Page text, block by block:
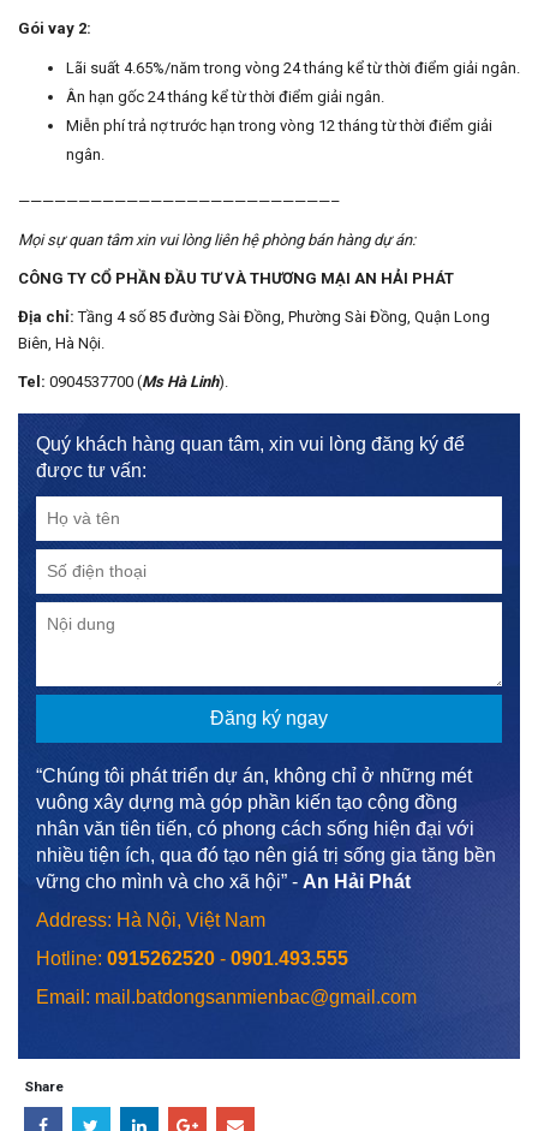
Gói vay 2:
Lãi suất 4.65%/năm trong vòng 24 tháng kể từ thời điểm giải ngân.
Ân hạn gốc 24 tháng kể từ thời điểm giải ngân.
Miễn phí trả nợ trước hạn trong vòng 12 tháng từ thời điểm giải
ngân.
——————————————————————————–
Mọi sự quan tâm xin vui lòng liên hệ phòng bán hàng dự án:
CÔNG TY CỔ PHẦN ĐẦU TƯ VÀ THƯƠNG MẠI AN HẢI PHÁT
Địa chỉ: Tầng 4 số 85 đường Sài Đồng, Phường Sài Đồng, Quận Long
Biên, Hà Nội.
Tel: 0904537700 (Ms Hà Linh).
Quý khách hàng quan tâm, xin vui lòng đăng ký để
được tư vấn:
“Chúng tôi phát triển dự án, không chỉ ở những mét
vuông xây dựng mà góp phần kiến tạo cộng đồng
nhân văn tiên tiến, có phong cách sống hiện đại với
nhiều tiện ích, qua đó tạo nên giá trị sống gia tăng bền
vững cho mình và cho xã hội” - An Hải Phát
Address: Hà Nội, Việt Nam
Hotline: 0915262520 - 0901.493.555
Email: mail.batdongsanmienbac@gmail.com
Share